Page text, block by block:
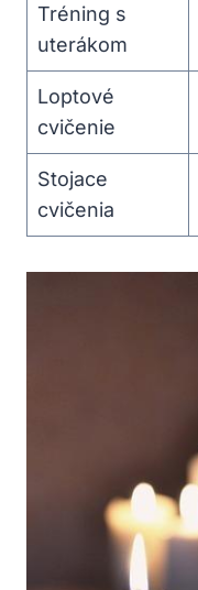
Tréning s
uterákom
Loptové
cvičenie
Stojace
cvičenia